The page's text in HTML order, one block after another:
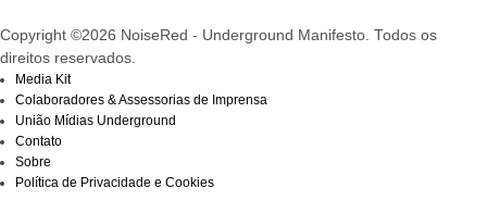
Copyright ©2026 NoiseRed - Underground Manifesto. Todos os
direitos reservados.
Media Kit
Colaboradores & Assessorias de Imprensa
União Mídias Underground
Contato
Sobre
Política de Privacidade e Cookies